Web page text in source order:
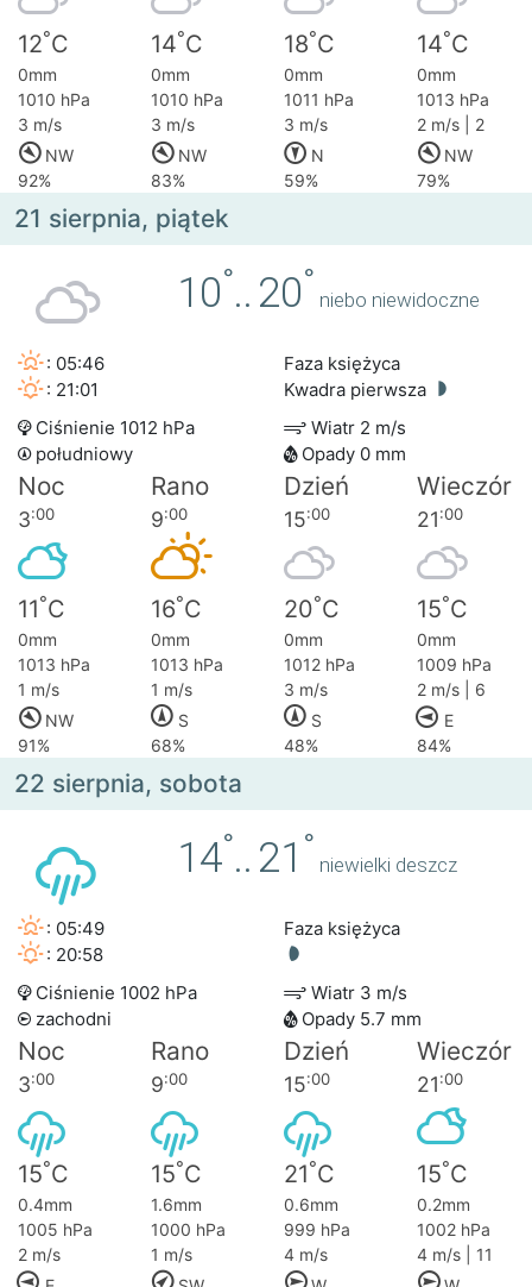
12°C 14°C 18°C 14°C
0mm 0mm 0mm
0mm
1010 hPa
1010 hPa 1011 hPa
1013 hPa
3 m/s
3 m/s 3 m/s
2 m/s | 2
NW
NW N
NW
92%
83% 59% 79%
21 sierpnia, piątek
10°.. 20°
niebo niewidoczne
: 05:46
: 21:01
Faza księżyca
Kwadra pierwsza
Ciśnienie 1012 hPa
Wiatr 2 m/s
południowy
Opady 0 mm
Noc Rano Dzień Wieczór
3:00 9:00 15:00 21:00
11°C 16°C 20°C 15°C
0mm 0mm 0mm
0mm
1013 hPa
1013 hPa 1012 hPa
1009 hPa
1 m/s
1 m/s 3 m/s
2 m/s | 6
NW
S S
E
91%
68% 48% 84%
22 sierpnia, sobota
14°.. 21 °
niewielki deszcz
: 05:49
: 20:58
Faza księżyca
Ciśnienie 1002 hPa
Wiatr 3 m/s
zachodni
Opady 5.7 mm
Noc Rano Dzień Wieczór
3:00 9:00 15:00 21:00
15°C 15°C 21°C 15°C
0.4mm 1.6mm 0.6mm
0.2mm
1005 hPa
1000 hPa 999 hPa
1002 hPa
2 m/s
1 m/s 4 m/s
4 m/s | 11